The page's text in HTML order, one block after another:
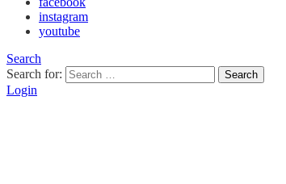
instagram
youtube
Search
Search for:
Search
Login